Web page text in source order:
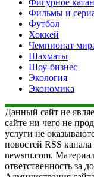
Фильмы и
Футбол
Хоккей
Чемпионат
Шахматы
Шоу-бизнес
Экология
Экономика
Данный сайт не
сайте ни чего не
услуги не
новостей RSS
newsru.com.
ответственность за